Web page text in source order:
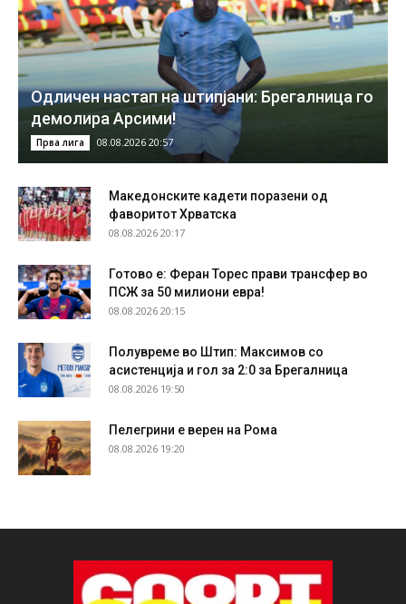
Одличен настап на штипјани: Брегалница го
демолира Арсими!
Прва лига 08.08.2026 20:57
Македонските кадети поразени од
фаворитот Хрватска
08.08.2026 20:17
Готово е: Феран Торес прави трансфер во
ПСЖ за 50 милиони евра!
08.08.2026 20:15
Полувреме во Штип: Максимов со
асистенција и гол за 2:0 за Брегалница
08.08.2026 19:50
Пелегрини е верен на Рома
08.08.2026 19:20